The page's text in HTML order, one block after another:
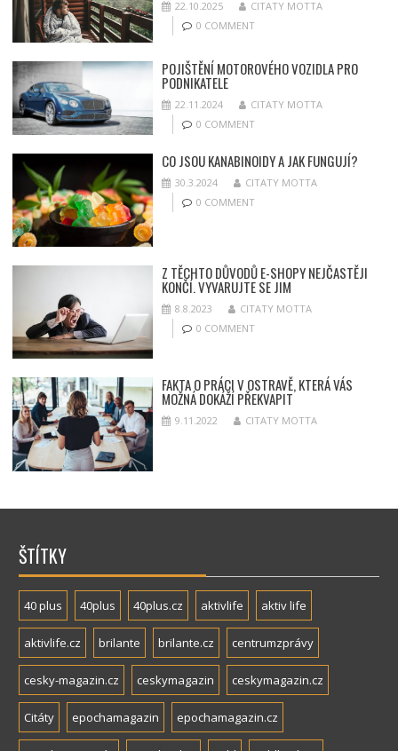
22.10.2025
CITATY MOTTA
0 COMMENT
POJIŠTĚNÍ MOTOROVÉHO VOZIDLA PRO
PODNIKATELE
22.11.2024
CITATY MOTTA
0 COMMENT
CO JSOU KANABINOIDY A JAK FUNGUJÍ?
30.3.2024
CITATY MOTTA
0 COMMENT
Z TĚCHTO DŮVODŮ E-SHOPY NEJČASTĚJI
KONČÍ. VYVARUJTE SE JIM
8.8.2023
CITATY MOTTA
0 COMMENT
FAKTA O PRÁCI V OSTRAVĚ, KTERÁ VÁS
MOŽNÁ DOKÁŽÍ PŘEKVAPIT
9.11.2022 CITATY MOTTA
ŠTÍTKY
40 plus 40plus 40plus.cz aktivlife aktiv life
aktivlife.cz brilante brilante.cz centrumzprávy
cesky-magazin.cz ceskymagazin ceskymagazin.cz
Citáty epochamagazin epochamagazin.cz